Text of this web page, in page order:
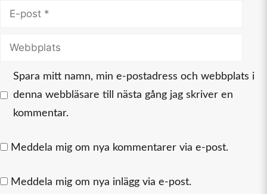
Webbplats
Spara mitt namn, min e-postadress och webbplats i
denna webbläsare till nästa gång jag skriver en
kommentar.
Meddela mig om nya kommentarer via e-post.
Meddela mig om nya inlägg via e-post.